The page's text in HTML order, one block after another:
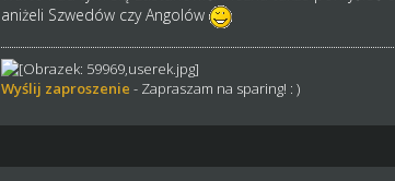
aniżeli Szwedów czy Angolów
Wyślij zaproszenie - Zapraszam na sparing! : )